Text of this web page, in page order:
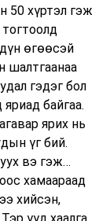
50 хүртэл гэж
өгөөсэй
шалтгаанаа
гэдэг бол
байгаа.
ярих нь
үг бий.
вэ гэж…
хамаараад
хийсэн,
үүд хаалга